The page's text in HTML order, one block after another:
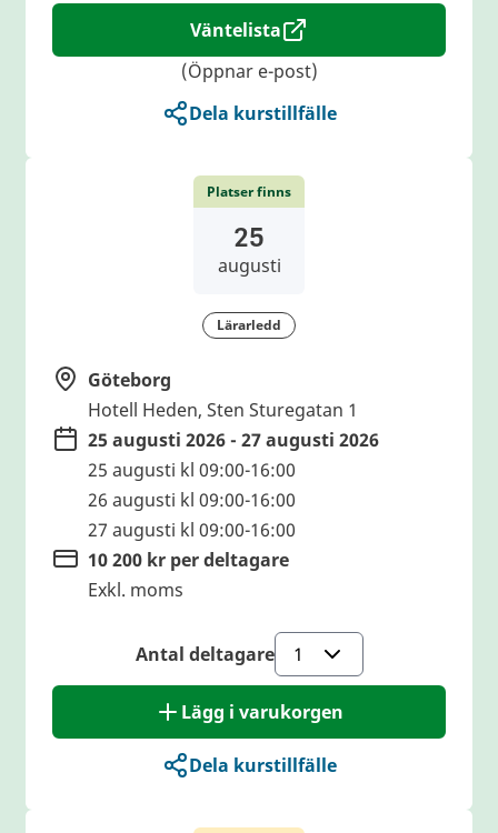
Väntelista
(Öppnar e-post)
Dela kurstillfälle
Platser finns
25
augusti
Lärarledd
Göteborg
Hotell Heden, Sten Sturegatan 1
25 augusti 2026 - 27 augusti 2026
25 augusti kl 09:00-16:00
26 augusti kl 09:00-16:00
27 augusti kl 09:00-16:00
10 200 kr per deltagare
Exkl. moms
Antal deltagare
Lägg i varukorgen
Dela kurstillfälle